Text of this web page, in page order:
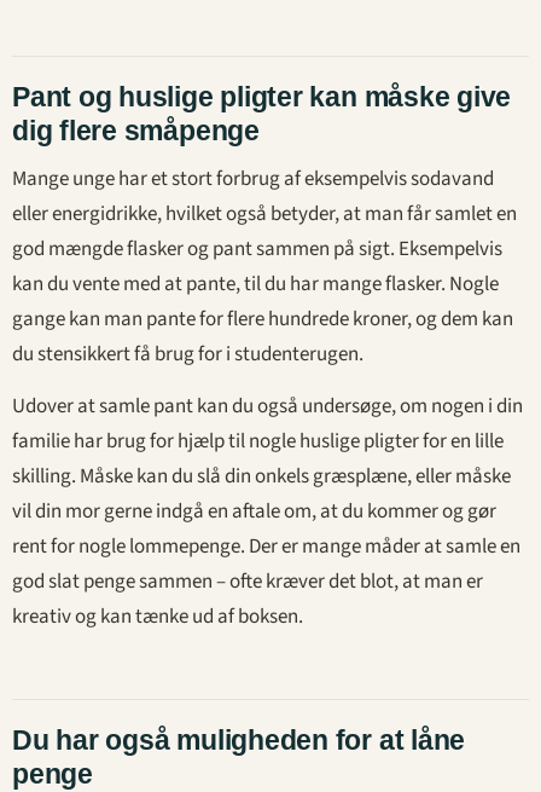
Pant og huslige pligter kan måske give
dig flere småpenge
Mange unge har et stort forbrug af eksempelvis sodavand
eller energidrikke, hvilket også betyder, at man får samlet en
god mængde flasker og pant sammen på sigt. Eksempelvis
kan du vente med at pante, til du har mange flasker. Nogle
gange kan man pante for flere hundrede kroner, og dem kan
du stensikkert få brug for i studenterugen.
Udover at samle pant kan du også undersøge, om nogen i din
familie har brug for hjælp til nogle huslige pligter for en lille
skilling. Måske kan du slå din onkels græsplæne, eller måske
vil din mor gerne indgå en aftale om, at du kommer og gør
rent for nogle lommepenge. Der er mange måder at samle en
god slat penge sammen – ofte kræver det blot, at man er
kreativ og kan tænke ud af boksen.
Du har også muligheden for at låne
penge